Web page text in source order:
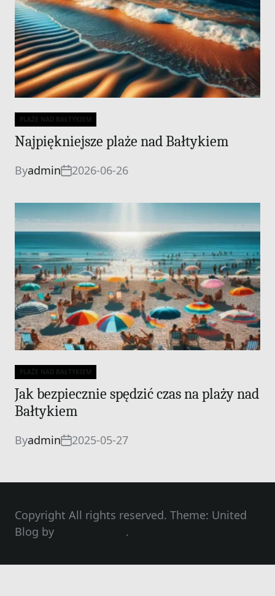
Categories
PLAŻE NAD BAŁTYKIEM
Najpiękniejsze plaże nad Bałtykiem
Byadmin 2026-06-26
Categories
PLAŻE NAD BAŁTYKIEM
Jak bezpiecznie spędzić czas na plaży nad
Bałtykiem
Byadmin 2025-05-27
Copyright All rights reserved. Theme: United
Blog by
.